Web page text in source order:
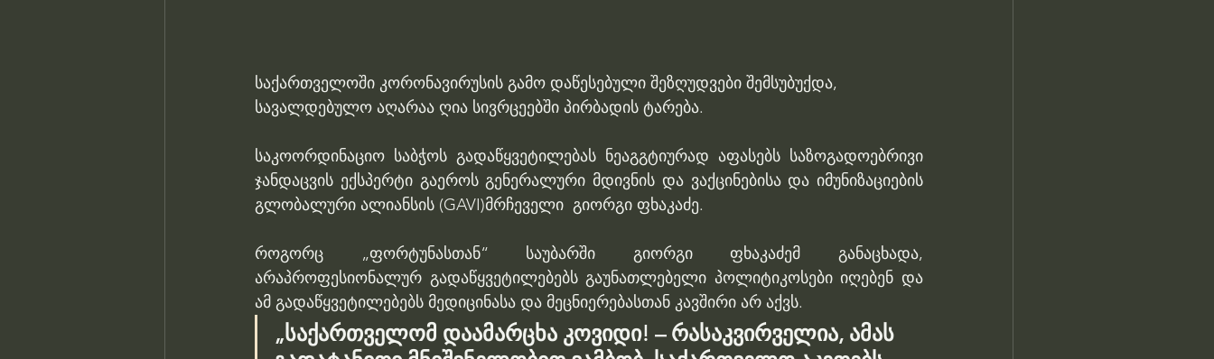
საქართველოში კორონავირუსის გამო დაწესებული შეზღუდვები შემსუბუქდა,
სავალდებულო აღარაა ღია სივრცეებში პირბადის ტარება.
საკოორდინაციო საბჭოს გადაწყვეტილებას ნეაგგტიურად აფასებს საზოგადოებრივი
ჯანდაცვის ექსპერტი გაეროს გენერალური მდივნის და ვაქცინებისა და იმუნიზაციების
გლობალური ალიანსის (GAVI)მრჩეველი  გიორგი ფხაკაძე.
როგორც „ფორტუნასთან“ საუბარში გიორგი ფხაკაძემ განაცხადა,
არაპროფესიონალურ გადაწყვეტილებებს გაუნათლებელი პოლიტიკოსები იღებენ და
ამ გადაწყვეტილებებს მედიცინასა და მეცნიერებასთან კავშირი არ აქვს.
„საქართველომ დაამარცხა კოვიდი! – რასაკვირველია, ამას